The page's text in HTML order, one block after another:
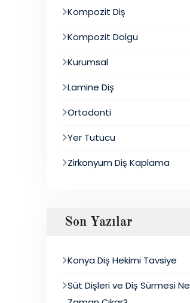
Kompozit Diş
Kompozit Dolgu
Kurumsal
Lamine Diş
Ortodonti
Yer Tutucu
Zirkonyum Diş Kaplama
Son Yazılar
Konya Diş Hekimi Tavsiye
Süt Dişleri ve Diş Sürmesi Ne